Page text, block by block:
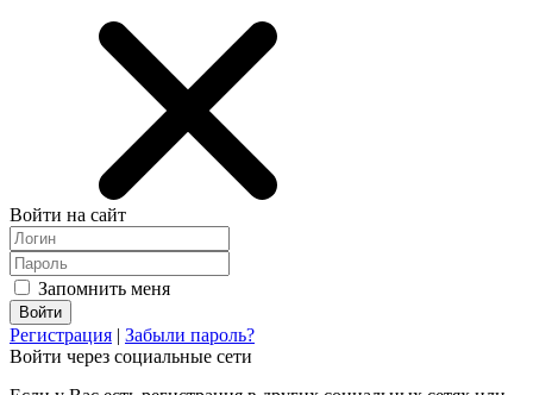
Войти на сайт
Запомнить меня
Регистрация | Забыли пароль?
Войти через социальные сети